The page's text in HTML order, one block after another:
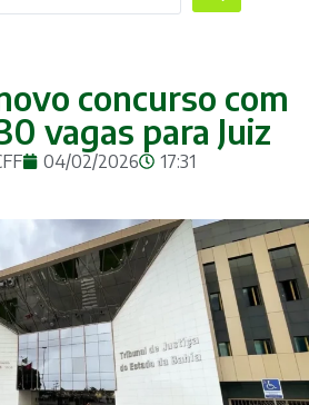
concurso com
vagas para Juiz
04/02/2026 17:31